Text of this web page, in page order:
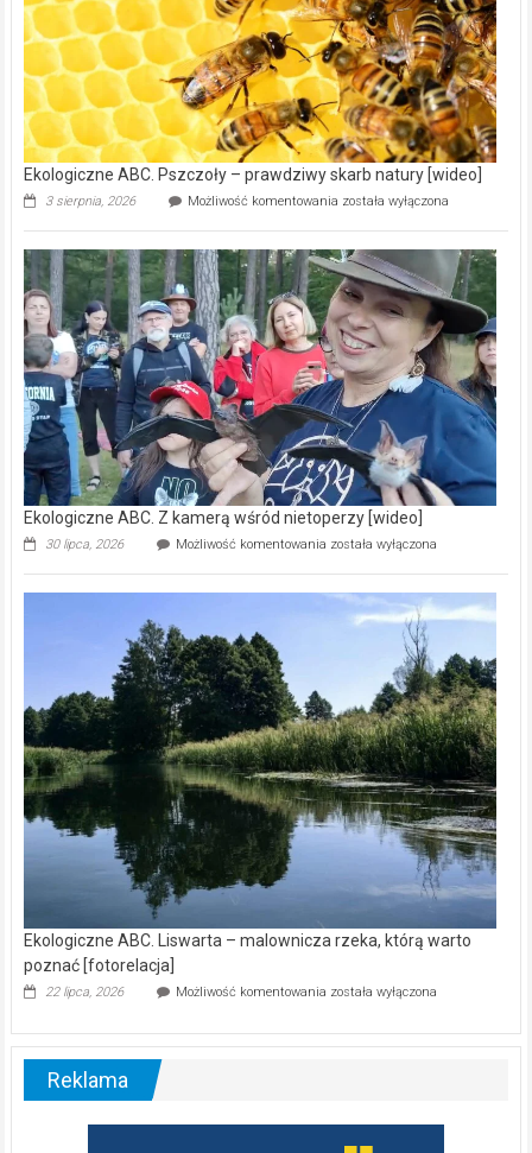
15,6
mln
na
modernizację
oczyszczalni
ścieków
[wideo]
Ekologiczne ABC. Pszczoły – prawdziwy skarb natury [wideo]
3 sierpnia, 2026 Możliwość komentowania Ekologiczne
–
prawdziwy
skarb
natury
[wideo]
została wyłączona
Ekologiczne ABC. Z kamerą wśród nietoperzy [wideo]
30 lipca, 2026 Możliwość komentowania Ekologiczne
kamerą
wśród
została wyłączona
Ekologiczne ABC. Liswarta – malownicza rzeka, którą warto
poznać [fotorelacja]
22 lipca, 2026 Możliwość komentowania Ekologiczne
–
warto
została wyłączona
Reklama